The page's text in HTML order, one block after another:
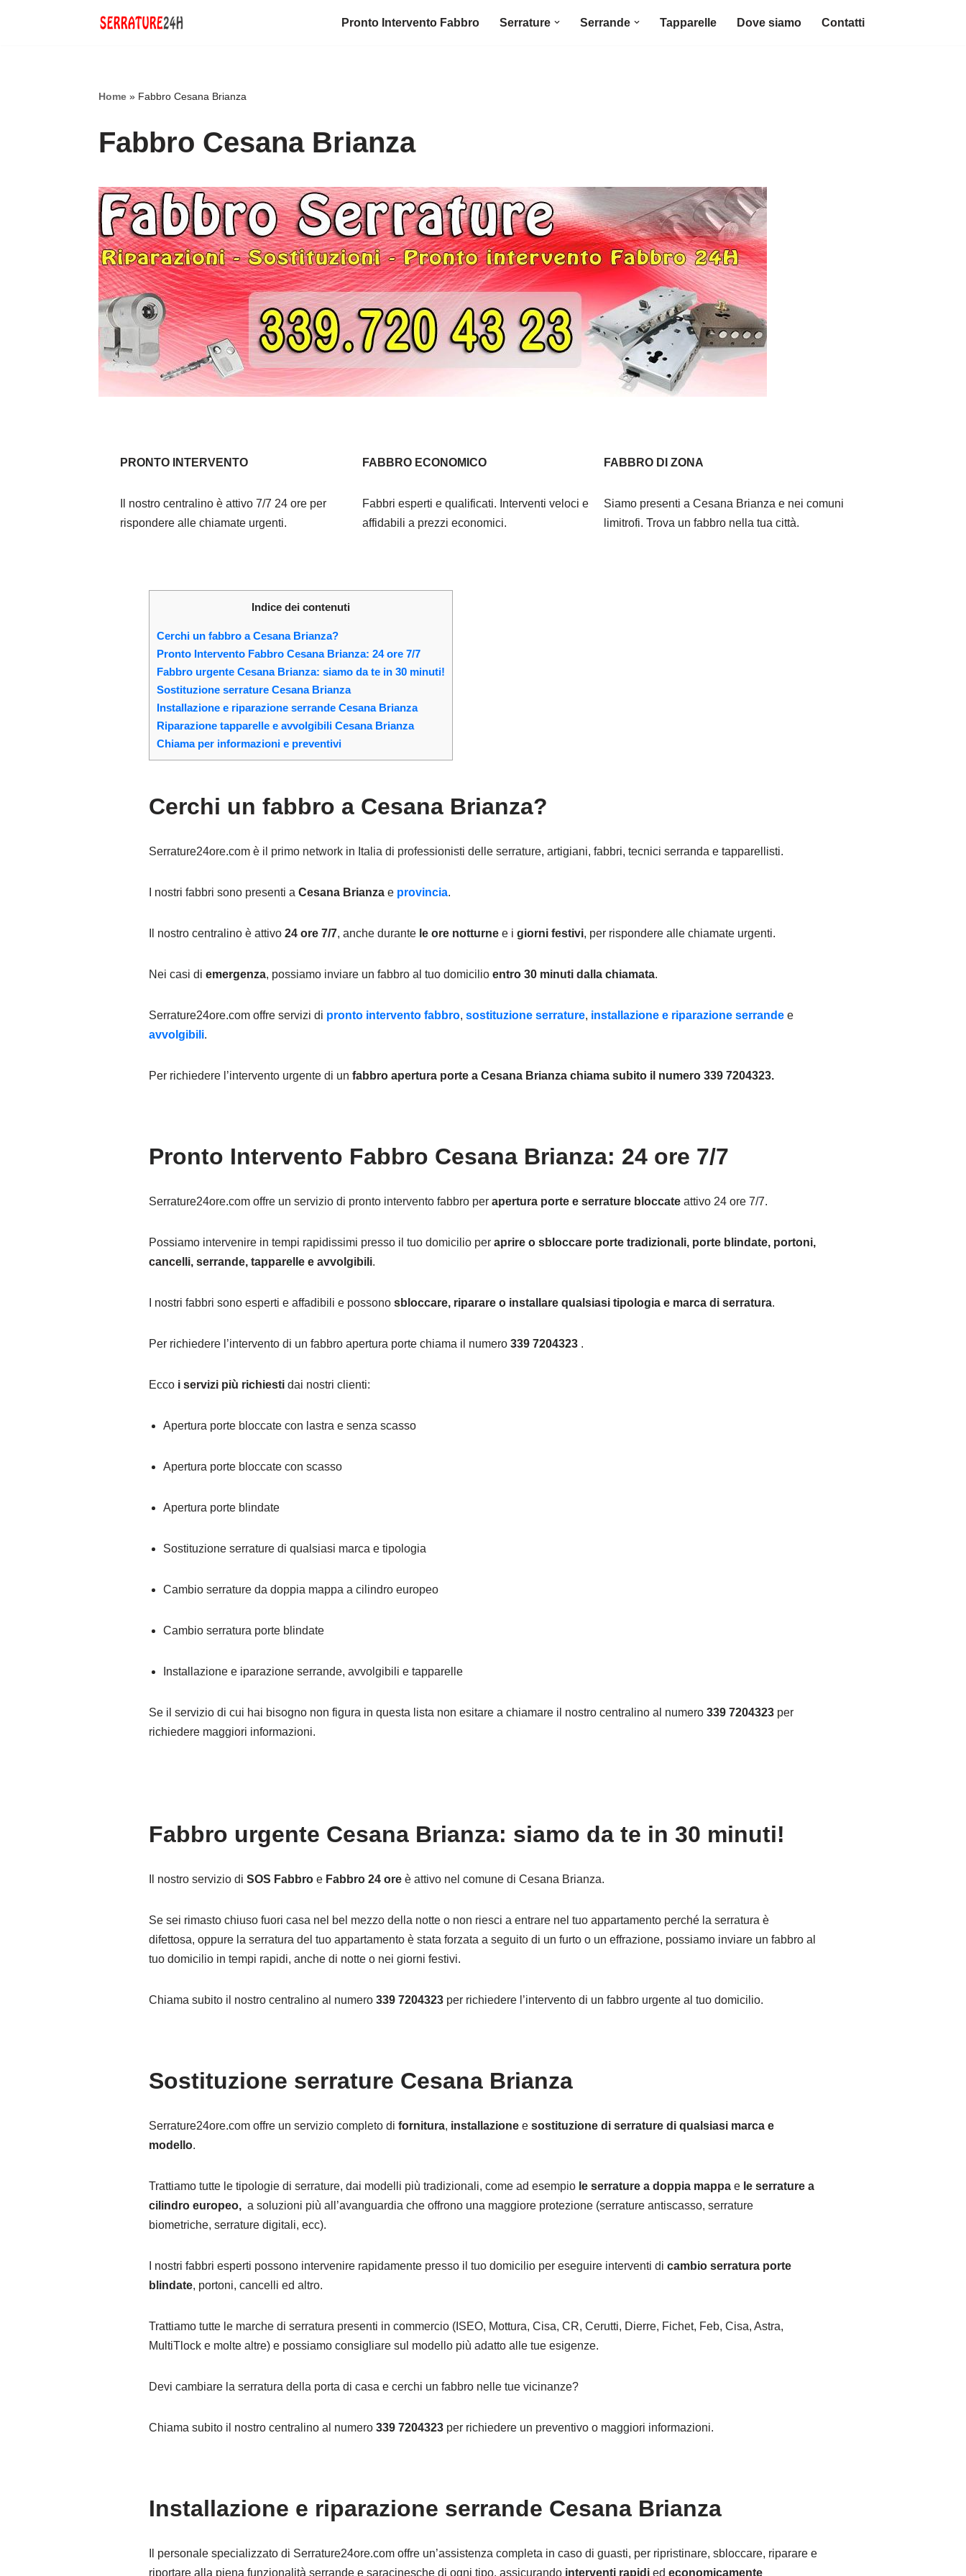
Pronto Intervento Fabbro Serrature Serrande Tapparelle Dove siamo Contatti
Home » Fabbro Cesana Brianza
Fabbro Cesana Brianza
PRONTO INTERVENTO
Il nostro centralino è attivo 7/7 24 ore per
rispondere alle chiamate urgenti.
FABBRO ECONOMICO
Fabbri esperti e qualificati. Interventi veloci e
affidabili a prezzi economici.
FABBRO DI ZONA
Siamo presenti a Cesana Brianza e nei comuni
limitrofi. Trova un fabbro nella tua città.
Indice dei contenuti
Cerchi un fabbro a Cesana Brianza?
Pronto Intervento Fabbro Cesana Brianza: 24 ore 7/7
Fabbro urgente Cesana Brianza: siamo da te in 30 minuti!
Sostituzione serrature Cesana Brianza
Installazione e riparazione serrande Cesana Brianza
Riparazione tapparelle e avvolgibili Cesana Brianza
Chiama per informazioni e preventivi
Cerchi un fabbro a Cesana Brianza?
Serrature24ore.com è il primo network in Italia di professionisti delle serrature, artigiani, fabbri, tecnici serranda e tapparellisti.
I nostri fabbri sono presenti a Cesana Brianza e provincia.
Il nostro centralino è attivo 24 ore 7/7, anche durante le ore notturne e i giorni festivi, per rispondere alle chiamate urgenti.
Nei casi di emergenza, possiamo inviare un fabbro al tuo domicilio entro 30 minuti dalla chiamata.
Serrature24ore.com offre servizi di pronto intervento fabbro, sostituzione serrature, installazione e riparazione serrande e
avvolgibili.
Per richiedere l’intervento urgente di un fabbro apertura porte a Cesana Brianza chiama subito il numero 339 7204323.
Pronto Intervento Fabbro Cesana Brianza: 24 ore 7/7
Serrature24ore.com offre un servizio di pronto intervento fabbro per apertura porte e serrature bloccate attivo 24 ore 7/7.
Possiamo intervenire in tempi rapidissimi presso il tuo domicilio per aprire o sbloccare porte tradizionali, porte blindate, portoni,
cancelli, serrande, tapparelle e avvolgibili.
I nostri fabbri sono esperti e affadibili e possono sbloccare, riparare o installare qualsiasi tipologia e marca di serratura.
Per richiedere l’intervento di un fabbro apertura porte chiama il numero 339 7204323 .
Ecco i servizi più richiesti dai nostri clienti:
Apertura porte bloccate con lastra e senza scasso
Apertura porte bloccate con scasso
Apertura porte blindate
Sostituzione serrature di qualsiasi marca e tipologia
Cambio serrature da doppia mappa a cilindro europeo
Cambio serratura porte blindate
Installazione e iparazione serrande, avvolgibili e tapparelle
Se il servizio di cui hai bisogno non figura in questa lista non esitare a chiamare il nostro centralino al numero 339 7204323 per
richiedere maggiori informazioni.
Fabbro urgente Cesana Brianza: siamo da te in 30 minuti!
Il nostro servizio di SOS Fabbro e Fabbro 24 ore è attivo nel comune di Cesana Brianza.
Se sei rimasto chiuso fuori casa nel bel mezzo della notte o non riesci a entrare nel tuo appartamento perché la serratura è
difettosa, oppure la serratura del tuo appartamento è stata forzata a seguito di un furto o un effrazione, possiamo inviare un fabbro al
tuo domicilio in tempi rapidi, anche di notte o nei giorni festivi.
Chiama subito il nostro centralino al numero 339 7204323 per richiedere l’intervento di un fabbro urgente al tuo domicilio.
Sostituzione serrature Cesana Brianza
Serrature24ore.com offre un servizio completo di fornitura, installazione e sostituzione di serrature di qualsiasi marca e
modello.
Trattiamo tutte le tipologie di serrature, dai modelli più tradizionali, come ad esempio le serrature a doppia mappa e le serrature a
cilindro europeo, a soluzioni più all’avanguardia che offrono una maggiore protezione (serrature antiscasso, serrature
biometriche, serrature digitali, ecc).
I nostri fabbri esperti possono intervenire rapidamente presso il tuo domicilio per eseguire interventi di cambio serratura porte
blindate, portoni, cancelli ed altro.
Trattiamo tutte le marche di serratura presenti in commercio (ISEO, Mottura, Cisa, CR, Cerutti, Dierre, Fichet, Feb, Cisa, Astra,
MultiTlock e molte altre) e possiamo consigliare sul modello più adatto alle tue esigenze.
Devi cambiare la serratura della porta di casa e cerchi un fabbro nelle tue vicinanze?
Chiama subito il nostro centralino al numero 339 7204323 per richiedere un preventivo o maggiori informazioni.
Installazione e riparazione serrande Cesana Brianza
Il personale specializzato di Serrature24ore.com offre un’assistenza completa in caso di guasti, per ripristinare, sbloccare, riparare e
riportare alla piena funzionalità serrande e saracinesche di ogni tipo, assicurando interventi rapidi ed economicamente